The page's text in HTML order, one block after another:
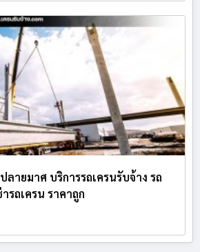
ลายมาศ บริการรถเครนรับจ้าง รถ
รถเครน ราคาถูก